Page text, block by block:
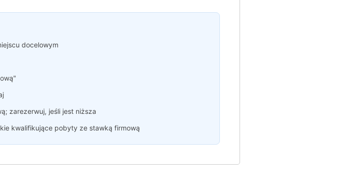
docelowym
zarezerwuj, jeśli jest niższa
kwalifikujące pobyty ze stawką firmową